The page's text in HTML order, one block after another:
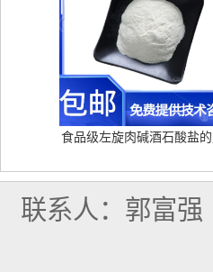
食品级左旋肉碱酒石酸盐
联系人：郭富强